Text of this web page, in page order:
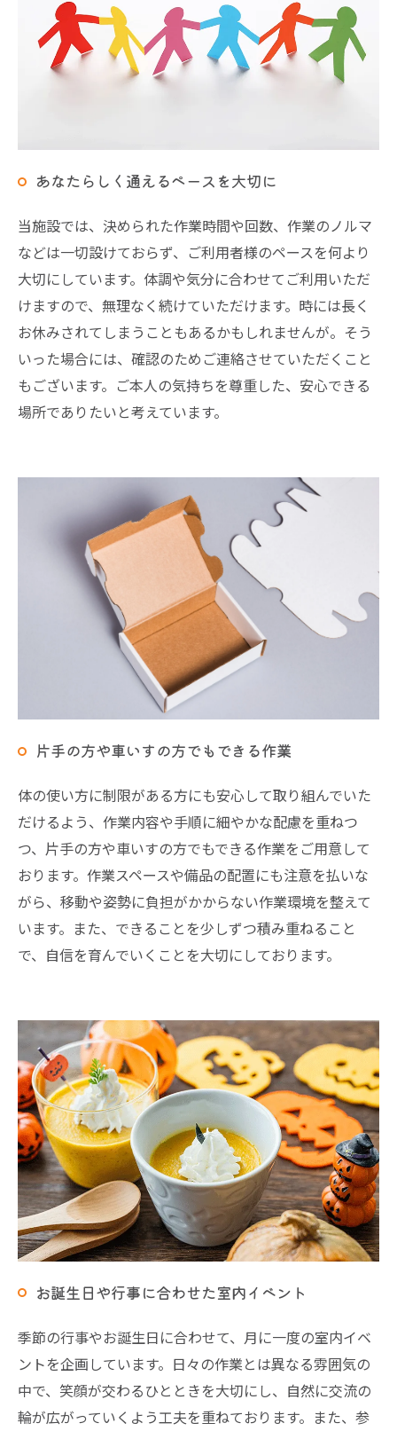
あなたらしく通えるペースを大切に
当施設では、決められた作業時間や回数、作業のノルマ
などは一切設けておらず、ご利用者様のペースを何より
大切にしています。体調や気分に合わせてご利用いただ
けますので、無理なく続けていただけます。時には長く
お休みされてしまうこともあるかもしれませんが。そう
いった場合には、確認のためご連絡させていただくこと
もございます。ご本人の気持ちを尊重した、安心できる
場所でありたいと考えています。
片手の方や車いすの方でもできる作業
体の使い方に制限がある方にも安心して取り組んでいた
だけるよう、作業内容や手順に細やかな配慮を重ねつ
つ、片手の方や車いすの方でもできる作業をご用意して
おります。作業スペースや備品の配置にも注意を払いな
がら、移動や姿勢に負担がかからない作業環境を整えて
います。また、できることを少しずつ積み重ねること
で、自信を育んでいくことを大切にしております。
お誕生日や行事に合わせた室内イベント
季節の行事やお誕生日に合わせて、月に一度の室内イベ
ントを企画しています。日々の作業とは異なる雰囲気の
中で、笑顔が交わるひとときを大切にし、自然に交流の
輪が広がっていくよう工夫を重ねております。また、参